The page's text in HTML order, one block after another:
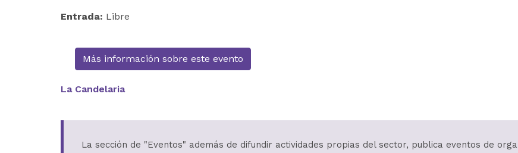
Entrada: Libre
Más información sobre este evento
La Candelaria
La sección de "Eventos" además de difundir actividades propias del sector, publica eventos de